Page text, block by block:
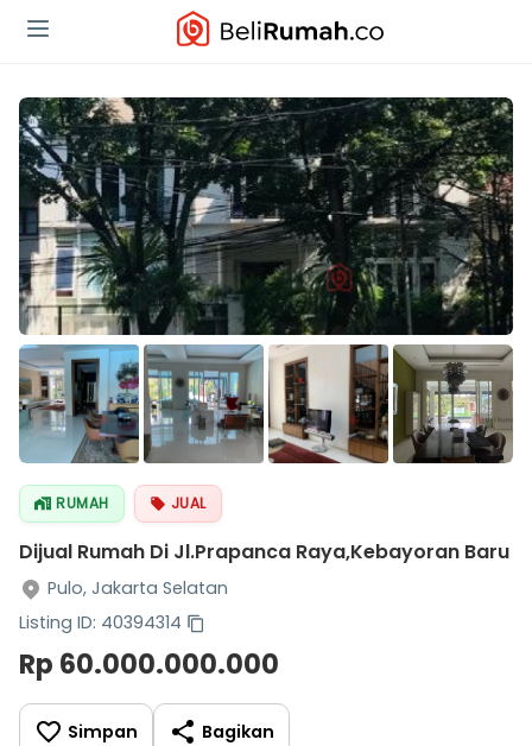
RUMAH JUAL
Dijual Rumah Di Jl.Prapanca Raya,Kebayoran Baru
Pulo, Jakarta Selatan
Listing ID: 40394314
Rp 60.000.000.000
Simpan Bagikan